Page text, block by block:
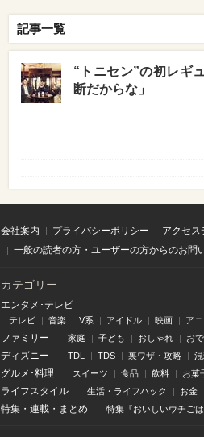
記事一覧
“トニセン”の初レギ
断だからな」
会社案内 プライバシーポリシー アクセス
一般の読者の方・ユーザーの方からのお問
カテゴリー
エンタメ･テレビ
テレビ 音楽 V系 アイドル 映画 アニ
ファミリー 家庭 子ども おしゃれ お
ディズニー TDL TDS 裏ワザ・攻略
グルメ･料理 スイーツ 食品 飲料 お菓
ライフスタイル 生活・ライフハック お金
特集 ・ 連載 ・ まとめ 特集『おいしいウチごは